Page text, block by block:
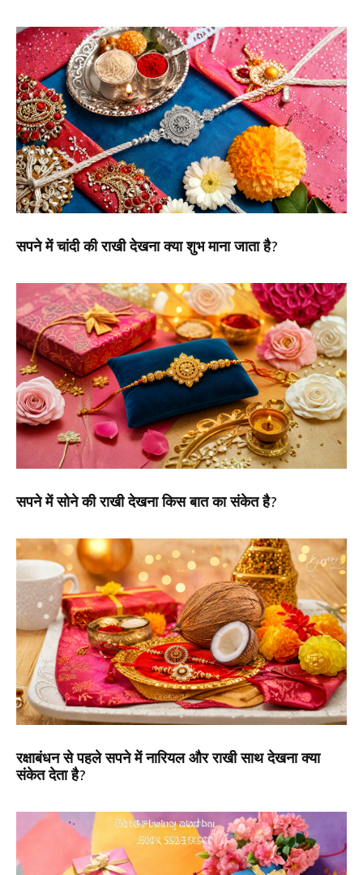
सपने में चांदी की राखी देखना क्या शुभ माना जाता है?
सपने में सोने की राखी देखना किस बात का संकेत है?
रक्षाबंधन से पहले सपने में नारियल और राखी साथ देखना क्या
संकेत देता है?